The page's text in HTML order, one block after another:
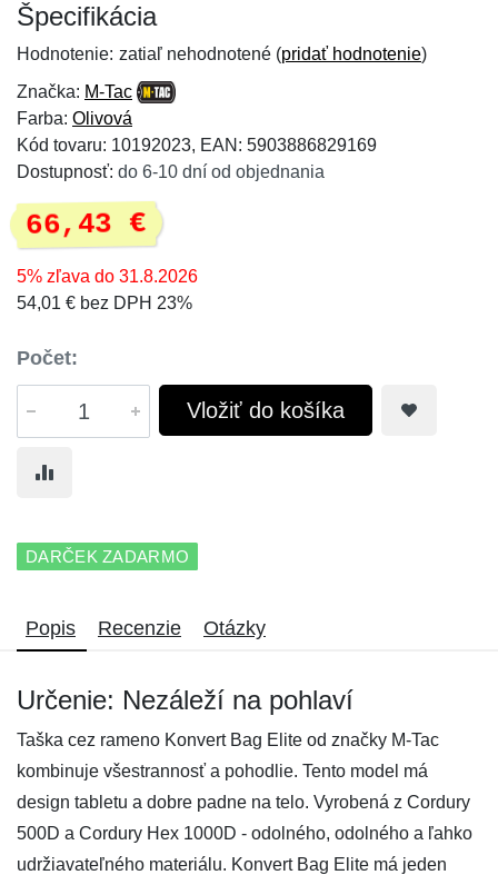
Špecifikácia
Hodnotenie: zatiaľ nehodnotené (pridať hodnotenie)
Značka: M-Tac
Farba: Olivová
Kód tovaru: 10192023, EAN: 5903886829169
Dostupnosť: do 6-10 dní od objednania
66,43 €
5% zľava do 31.8.2026
54,01 € bez DPH 23%
Počet:
Vložiť do košíka
DARČEK ZADARMO
Popis Recenzie Otázky
Určenie: Nezáleží na pohlaví
Taška cez rameno Konvert Bag Elite od značky M-Tac
kombinuje všestrannosť a pohodlie. Tento model má
design tabletu a dobre padne na telo. Vyrobená z Cordury
500D a Cordury Hex 1000D - odolného, ​​odolného a ľahko
udržiavateľného materiálu. Konvert Bag Elite má jeden